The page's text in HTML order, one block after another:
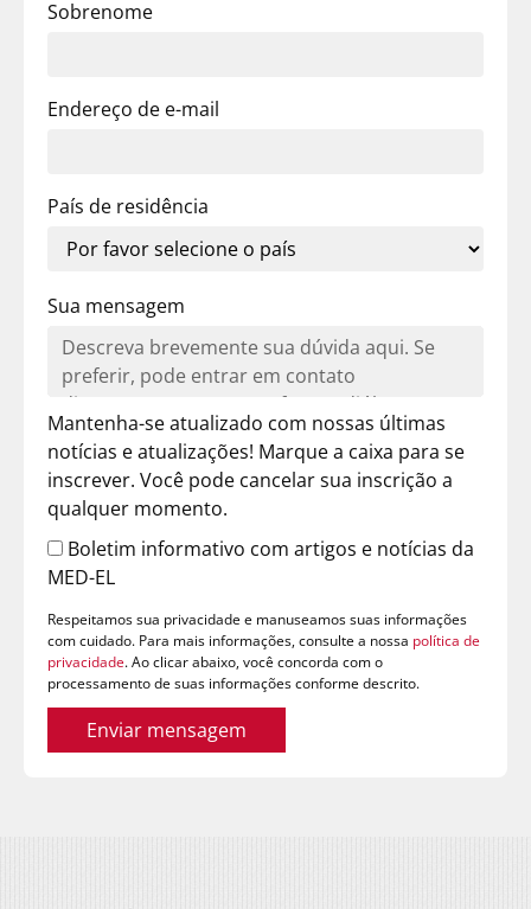
Sobrenome
Endereço de e-mail
País de residência
Sua mensagem
Mantenha-se atualizado com nossas últimas
notícias e atualizações! Marque a caixa para se
inscrever. Você pode cancelar sua inscrição a
qualquer momento.
Boletim informativo com artigos e notícias da
MED-EL
Respeitamos sua privacidade e manuseamos suas informações
com cuidado. Para mais informações, consulte a nossa política de
privacidade. Ao clicar abaixo, você concorda com o
processamento de suas informações conforme descrito.
Enviar mensagem